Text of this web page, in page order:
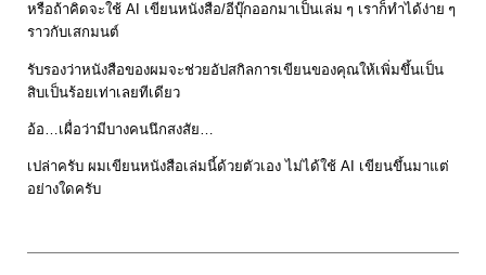
หรือถ้าคิดจะใช้ AI เขียนหนังสือ/อีบุ๊กออกมาเป็นเล่ม ๆ เราก็ทำได้ง่าย ๆ
ราวกับเสกมนต์
รับรองว่าหนังสือของผมจะช่วยอัปสกิลการเขียนของคุณให้เพิ่มขึ้นเป็น
สิบเป็นร้อยเท่าเลยทีเดียว
อ้อ…เผื่อว่ามีบางคนนึกสงสัย…
เปล่าครับ ผมเขียนหนังสือเล่มนี้ด้วยตัวเอง ไม่ได้ใช้ AI เขียนขึ้นมาแต่
อย่างใดครับ